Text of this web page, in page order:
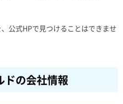
公式HPで見つけることはできませ
ドの会社情報